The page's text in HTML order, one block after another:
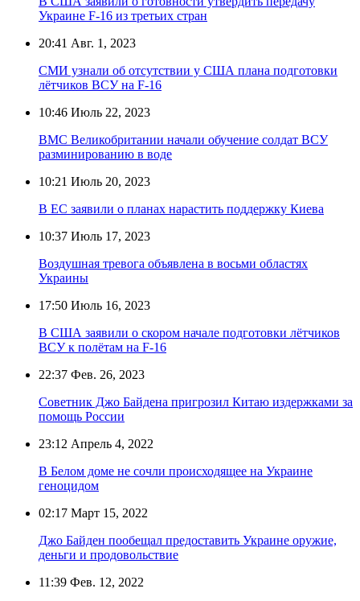
Украине F-16 из третьих стран
20:41 Авг. 1, 2023
СМИ узнали об отсутствии у США плана подготовки
лётчиков ВСУ на F-16
10:46 Июль 22, 2023
ВМС Великобритании начали обучение солдат ВСУ
разминированию в воде
10:21 Июль 20, 2023
В ЕС заявили о планах нарастить поддержку Киева
10:37 Июль 17, 2023
Воздушная тревога объявлена в восьми областях
Украины
17:50 Июль 16, 2023
В США заявили о скором начале подготовки лётчиков
ВСУ к полётам на F-16
22:37 Фев. 26, 2023
Советник Джо Байдена пригрозил Китаю издержками за
помощь России
23:12 Апрель 4, 2022
В Белом доме не сочли происходящее на Украине
геноцидом
02:17 Март 15, 2022
Джо Байден пообещал предоставить Украине оружие,
деньги и продовольствие
11:39 Фев. 12, 2022